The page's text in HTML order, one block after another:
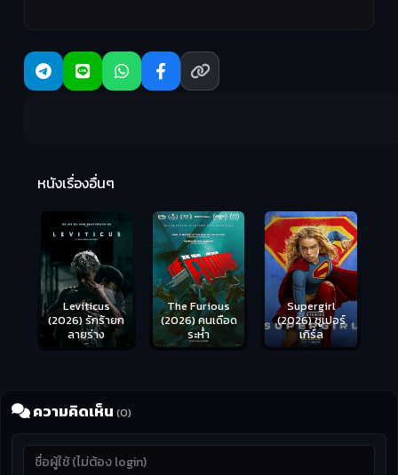
หนังเรื่องอื่นๆ
Leviticus
(2026) รักร้ายก
ลายร่าง
The Furious
(2026) คนเดือด
ระห่ำ
Supergirl
(2026) ซูเปอร์
เกิร์ล
ความคิดเห็น (0)